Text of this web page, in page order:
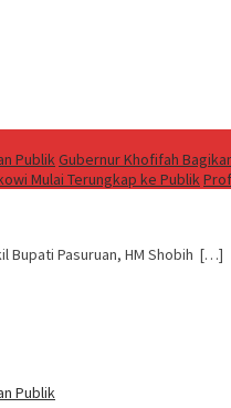
PublikGubernur Khofifah
Mulai Terungkap ke Publik
Bupati Pasuruan, HM Shobih […]
Publik